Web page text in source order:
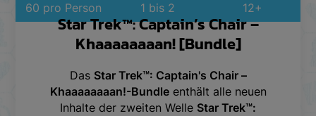
Star Trek™: Captain’s Chair –
Khaaaaaaaan! [Bundle]
Das Star Trek™: Captain's Chair –
Khaaaaaaaan!-Bundleenthält alle neuen
Inhalte der zweiten Welle Star Trek™:
60 pro Person 1 bis 2 12+